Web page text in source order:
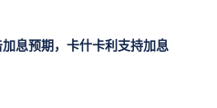
息预期，卡什卡利支持加息